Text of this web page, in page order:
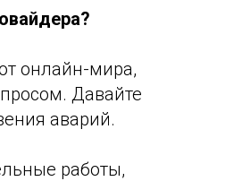
онлайн-мира,
Давайте
аварий.
работы,